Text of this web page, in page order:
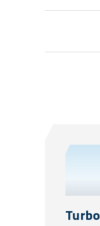
Turbo